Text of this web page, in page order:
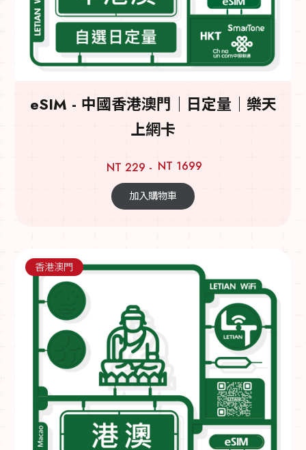
eSIM - 中國香港澳門｜日定量｜樂天
上網卡
NT 229 - NT 1699
加入購物車
香港澳門